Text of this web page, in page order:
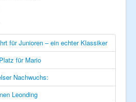
für Junioren – ein echter Klassiker
für Mario
Nachwuchs:
Leonding